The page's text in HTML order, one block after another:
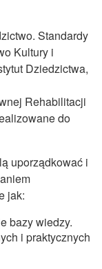
Standardy
Kultury i
Dziedzictwa,
Rehabilitacji
do
uporządkować i
jak:
bazy wiedzy.
i praktycznych